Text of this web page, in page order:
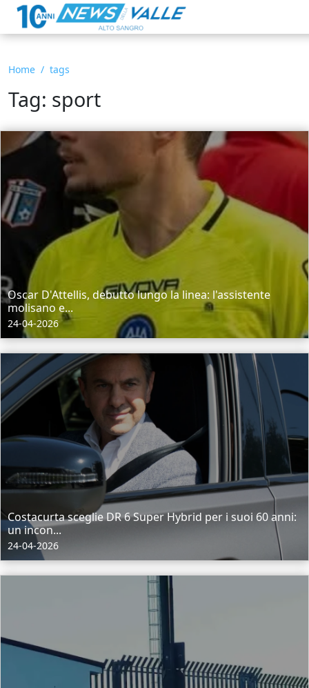
Home tags
Tag: sport
Oscar D'Attellis, debutto lungo la linea: l'assistente
molisano e...
24-04-2026
Costacurta sceglie DR 6 Super Hybrid per i suoi 60 anni:
un incon...
24-04-2026